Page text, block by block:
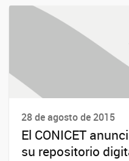
28 de agosto de 2015
El CONICET
su repositorio